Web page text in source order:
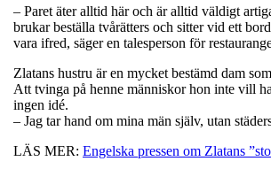
– Paret äter alltid här och är alltid väldigt
brukar beställa tvårätters och sitter vid ett
vara ifred, säger en talesperson för
Zlatans hustru är en mycket bestämd dam
Att tvinga på henne människor hon inte vill
ingen idé.
– Jag tar hand om mina män själv, utan
LÄS MER: Engelska pressen om Zlatans